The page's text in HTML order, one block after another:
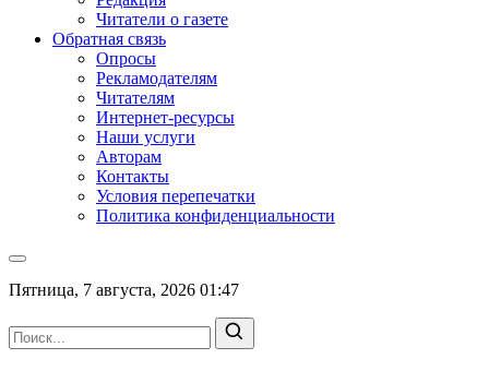
Читатели о газете
Обратная связь
Опросы
Рекламодателям
Читателям
Интернет-ресурсы
Наши услуги
Авторам
Контакты
Условия перепечатки
Политика конфиденциальности
Пятница, 7 августа, 2026 01:47